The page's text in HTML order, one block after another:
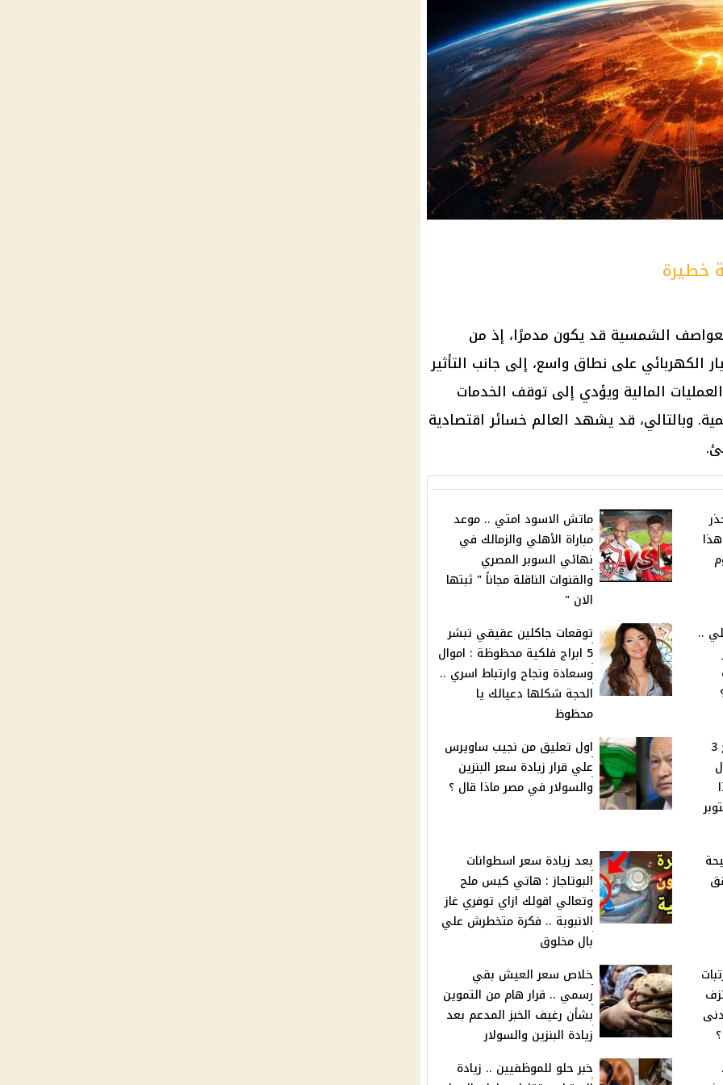
خطيرة
الشمسية قد يكون مدمرًا، إذ من
الكهربائي على نطاق واسع، إلى جانب التأثير
المالية ويؤدي إلى توقف الخدمات
وبالتالي، قد يشهد العالم خسائر اقتصادية
ماتش الاسود امتي .. موعد
مباراة الأهلي والزمالك في
نهائي السوبر المصري
والقنوات الناقلة مجاناً " ثبتها
الان "
..
توقعات جاكلين عقيقي تبشر
5 ابراج فلكية محظوظة : اموال
وسعادة ونجاح وارتباط اسري ..
الحجة شكلها دعيالك يا
محظوظ
توقعات نجلاء قباني تفرح 3
اول تعليق من نجيب ساويرس
علي قرار زيادة سعر البنزين
والسولار في مصر ماذا قال ؟
بعد زيادة سعر اسطوانات
البوتاجاز : هاتي كيس ملح
وتعالي اقولك ازاي توفري غاز
الانبوبة .. فكرة متخطرش علي
بال مخلوق
خلاص سعر العيش بقي
رسمي .. قرار هام من التموين
بشأن رغيف الخبز المدعم بعد
زيادة البنزين والسولار
خبر حلو للموظفيين .. زيادة